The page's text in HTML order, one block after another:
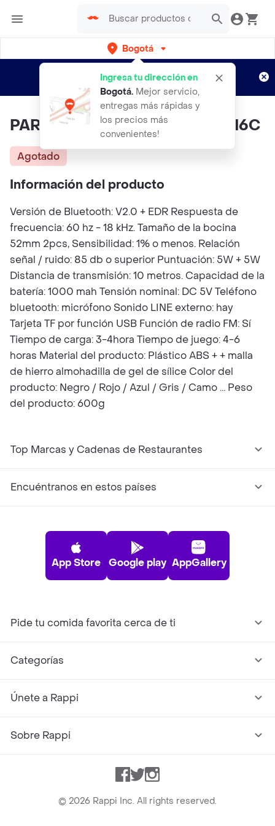
Bogotá
Ingresa tu dirección en
Bogotá. Mejor servicio,
entregas más rápidas y
los precios más
convenientes!
envíos gratis por semanas
Aplican TyC
PARLANTE BLUETOOTH T&G 116C
Agotado
Información del producto
Versión de Bluetooth: V2.0 + EDR Respuesta de
frecuencia: 60 hz - 18 kHz. Tamaño de la bocina
52mm 2pcs, Sensibilidad: 1% o menos. Relación
señal / ruido: 85 db o superior Puntuación: 5W + 5W
Distancia de transmisión: 10 metros. Capacidad de la
batería: 1000 mah Tensión nominal: DC 5V Teléfono
bluetooth: micrófono Sonido LINE externo: hay
Tarjeta TF por función USB Función de radio FM: Sí
Tiempo de carga: 3-4hora Tiempo de juego: 4-6
horas Material del producto: Plástico ABS + + malla
de hierro almohadilla de gel de sílice Color del
producto: Negro / Rojo / Azul / Gris / Camo ... Peso
del producto: 600g
Top Marcas y Cadenas de Restaurantes
Encuéntranos en estos países
App Store Google play AppGallery
Pide tu comida favorita cerca de ti
Categorías
Únete a Rappi
Sobre Rappi
Facebook
TwitterInstagram
© 2026 Rappi Inc. All rights reserved.